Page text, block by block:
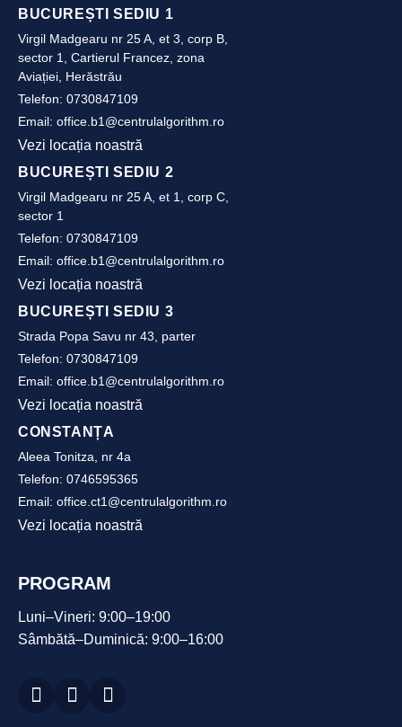
BUCUREȘTI SEDIU 1
Virgil Madgearu nr 25 A, et 3, corp B,
sector 1, Cartierul Francez, zona
Aviației, Herăstrău
Telefon: 0730847109
Email: office.b1@centrulalgorithm.ro
Vezi locația noastră
BUCUREȘTI SEDIU 2
Virgil Madgearu nr 25 A, et 1, corp C,
sector 1
Telefon: 0730847109
Email: office.b1@centrulalgorithm.ro
Vezi locația noastră
BUCUREȘTI SEDIU 3
Strada Popa Savu nr 43, parter
Telefon: 0730847109
Email: office.b1@centrulalgorithm.ro
Vezi locația noastră
CONSTANȚA
Aleea Tonitza, nr 4a
Telefon: 0746595365
Email: office.ct1@centrulalgorithm.ro
Vezi locația noastră
PROGRAM
Luni–Vineri: 9:00–19:00
Sâmbătă–Duminică: 9:00–16:00